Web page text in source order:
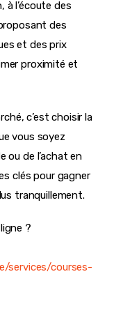
à l’écoute des
des
et des prix
proximité et
c’est choisir la
vous soyez
ou de l’achat en
clés pour gagner
tranquillement.
?
services/courses-